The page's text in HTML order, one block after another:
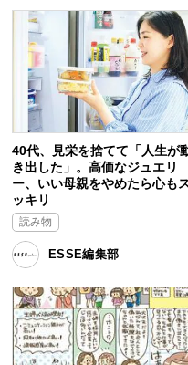
40代、見栄を捨てて「人生が
き出した」。高価なジュエリ
ー、いい母親をやめたら心も
ッキリ
読み物
ESSE編集部